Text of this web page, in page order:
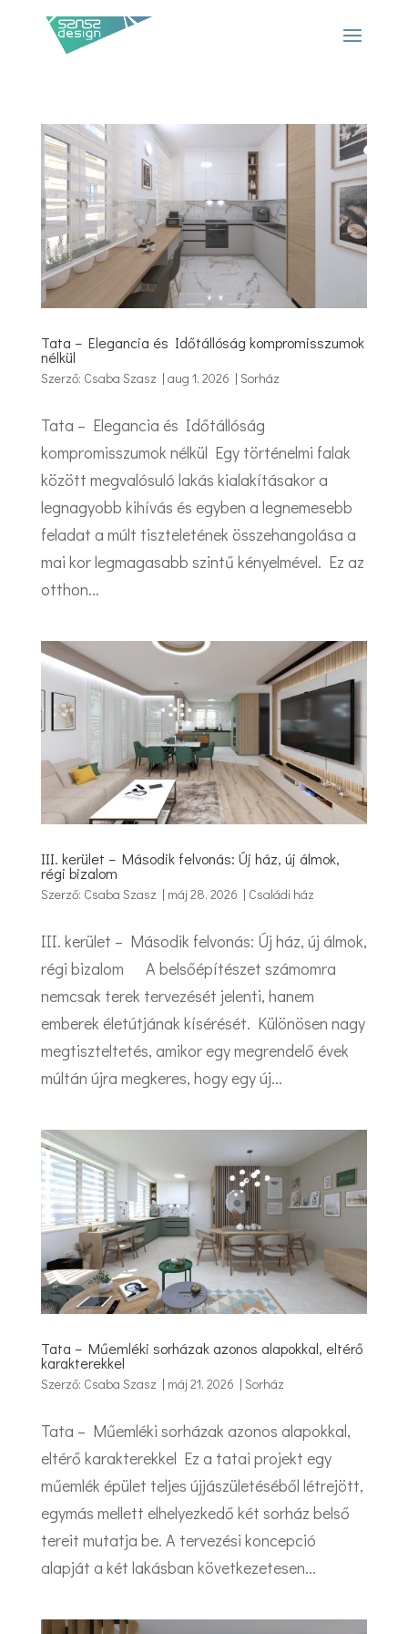
Tata – Elegancia és Időtállóság kompromisszumok
nélkül
Szerző: Csaba Szasz | aug 1, 2026 | Sorház
Tata – Elegancia és Időtállóság
kompromisszumok nélkül Egy történelmi falak
között megvalósuló lakás kialakításakor a
legnagyobb kihívás és egyben a legnemesebb
feladat a múlt tiszteletének összehangolása a
mai kor legmagasabb szintű kényelmével. Ez az
otthon...
III. kerület – Második felvonás: Új ház, új álmok,
régi bizalom
Szerző: Csaba Szasz | máj 28, 2026 | Családi ház
III. kerület – Második felvonás: Új ház, új álmok,
régi bizalom A belsőépítészet számomra
nemcsak terek tervezését jelenti, hanem
emberek életútjának kísérését. Különösen nagy
megtiszteltetés, amikor egy megrendelő évek
múltán újra megkeres, hogy egy új...
Tata – Műemléki sorházak azonos alapokkal, eltérő
karakterekkel
Szerző: Csaba Szasz | máj 21, 2026 | Sorház
Tata – Műemléki sorházak azonos alapokkal,
eltérő karakterekkel Ez a tatai projekt egy
műemlék épület teljes újjászületéséből létrejött,
egymás mellett elhelyezkedő két sorház belső
tereit mutatja be. A tervezési koncepció
alapját a két lakásban következetesen...